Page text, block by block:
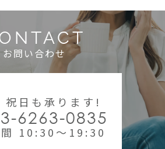
お問い合わせ
祝日も承ります!
6263-0835
間 10:30～19:30